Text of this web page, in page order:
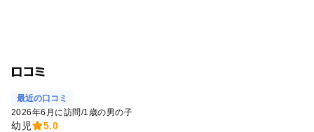
口コミ
最近の口コミ
2026年6月に訪問/1歳の男の子
幼児
5.0